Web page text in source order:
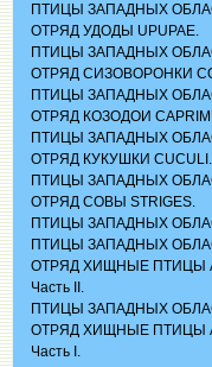
ПТИЦЫ ЗАПАДНЫХ
ОТРЯД УДОДЫ UPUPAE.
ПТИЦЫ ЗАПАДНЫХ
ОТРЯД СИЗОВОРОНКИ
ПТИЦЫ ЗАПАДНЫХ
ОТРЯД КОЗОДОИ
ПТИЦЫ ЗАПАДНЫХ
ОТРЯД КУКУШКИ CUCULI.
ПТИЦЫ ЗАПАДНЫХ
ОТРЯД СОВЫ STRIGES.
ПТИЦЫ ЗАПАДНЫХ
ПТИЦЫ ЗАПАДНЫХ
ОТРЯД ХИЩНЫЕ ПТИЦЫ
Часть II.
ПТИЦЫ ЗАПАДНЫХ
ОТРЯД ХИЩНЫЕ ПТИЦЫ
Часть I.